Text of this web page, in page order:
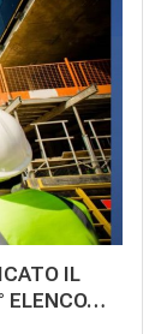
IL
ELENCO…